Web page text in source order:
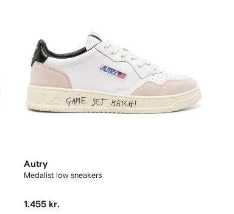
Autry
Medalist low sneakers
1.455 kr.